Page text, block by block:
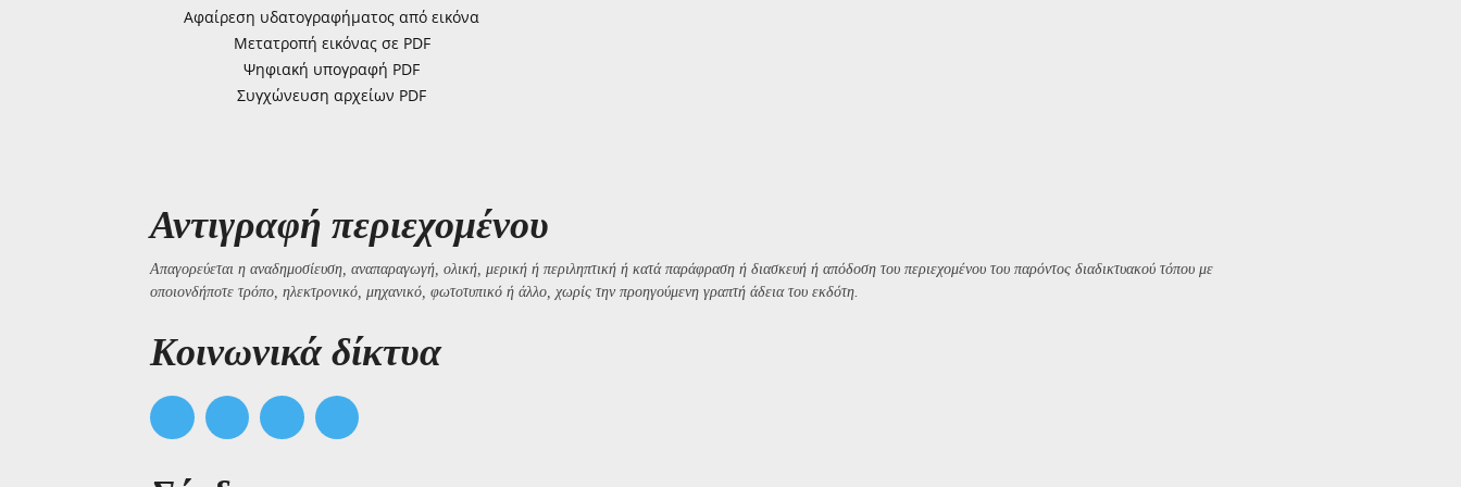
Αφαίρεση υδατογραφήματος από εικόνα
Μετατροπή εικόνας σε PDF
Ψηφιακή υπογραφή PDF
Συγχώνευση αρχείων PDF
Αντιγραφή περιεχομένου
Απαγορεύεται η αναδημοσίευση, αναπαραγωγή, ολική, μερική ή περιληπτική ή κατά παράφραση ή διασκευή ή απόδοση του περιεχομένου του παρόντος διαδικτυακού τόπου με
οποιονδήποτε τρόπο, ηλεκτρονικό, μηχανικό, φωτοτυπικό ή άλλο, χωρίς την προηγούμενη γραπτή άδεια του εκδότη.
Kοινωνικά δίκτυα